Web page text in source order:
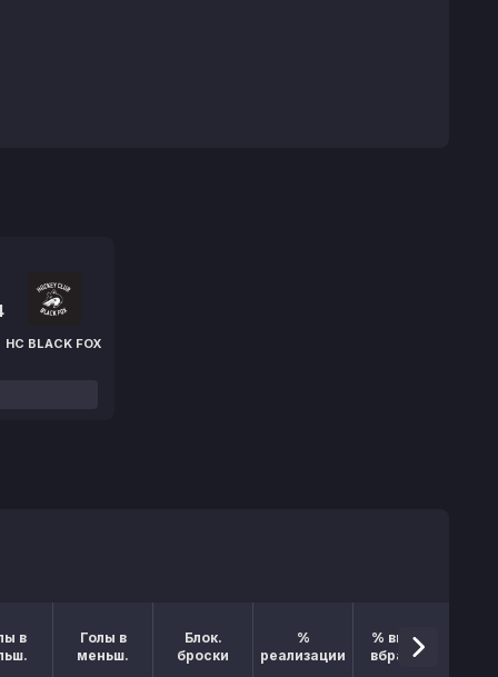
HC BLACK FOX
в
Голы в
меньш.
Блок.
броски
%
реализации
% выигр.
вбрасыв.